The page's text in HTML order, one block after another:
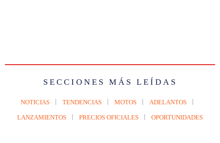
SECCIONES MÁS LEÍDAS
NOTICIAS TENDENCIAS MOTOS ADELANTOS
LANZAMIENTOS PRECIOS OFICIALES OPORTUNIDADES